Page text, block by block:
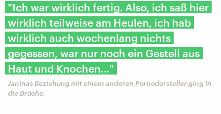
"Ich war wirklich fertig. Also, ich saß hier
wirklich teilweise am Heulen, ich hab
wirklich auch wochenlang nichts
gegessen, war nur noch ein Gestell aus
Haut und Knochen..."
Janinas Beziehung mit einem anderen Pornodarsteller ging in
die Brüche.